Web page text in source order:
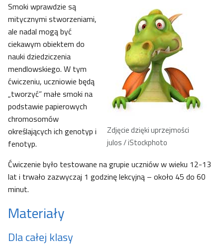
Zdjęcie dzięki uprzejmości
julos / iStockphoto
Smoki wprawdzie są
mitycznymi stworzeniami,
ale nadal mogą być
ciekawym obiektem do
nauki dziedziczenia
mendlowskiego. W tym
ćwiczeniu, uczniowie będą
„tworzyć” małe smoki na
podstawie papierowych
chromosomów
określających ich genotyp i
fenotyp.
Ćwiczenie było testowane na grupie uczniów w wieku 12-13
lat i trwało zazwyczaj 1 godzinę lekcyjną – około 45 do 60
minut.
Materiały
Dla całej klasy